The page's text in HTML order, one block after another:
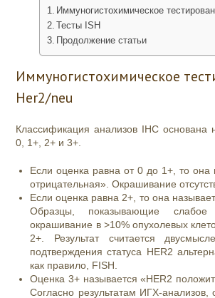
Иммуногистохимическое
Тесты ISH
Продолжение статьи
Иммуногистохимическое
Her2/neu
Классификация анализов IHC основана
0, 1+, 2+ и 3+
Если оценка равна от 0 до 1+, то она
отрицательная». Окрашивание
Если оценка равна 2+, то она
Образцы, показывающие
окрашивание в >10% опухолевых
2+. Результат считается
подтверждения статуса HER2
как правило, FISH.
Оценка 3+ называется «HER2
Согласно результатам ИГХ-анализов,